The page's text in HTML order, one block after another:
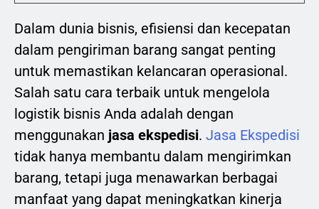
Dalam dunia bisnis, efisiensi dan kecepatan
dalam pengiriman barang sangat penting
untuk memastikan kelancaran operasional.
Salah satu cara terbaik untuk mengelola
logistik bisnis Anda adalah dengan
menggunakan jasa ekspedisi. Jasa Ekspedisi
tidak hanya membantu dalam mengirimkan
barang, tetapi juga menawarkan berbagai
manfaat yang dapat meningkatkan kinerja